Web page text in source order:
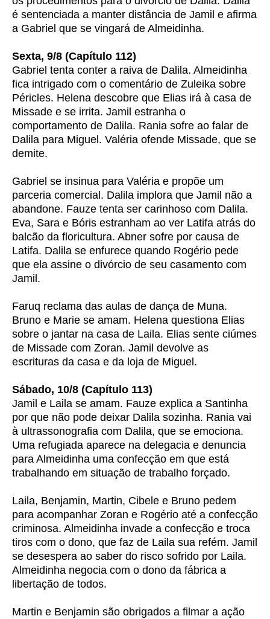
é sentenciada a manter distância de Jamil e afirma
a Gabriel que se vingará de Almeidinha.
Sexta, 9/8 (Capítulo 112)
Gabriel tenta conter a raiva de Dalila. Almeidinha
fica intrigado com o comentário de Zuleika sobre
Péricles. Helena descobre que Elias irá à casa de
Missade e se irrita. Jamil estranha o
comportamento de Dalila. Rania sofre ao falar de
Dalila para Miguel. Valéria ofende Missade, que se
demite.
Gabriel se insinua para Valéria e propõe um
parceria comercial. Dalila implora que Jamil não a
abandone. Fauze tenta ser carinhoso com Dalila.
Eva, Sara e Bóris estranham ao ver Latifa atrás do
balcão da floricultura. Abner sofre por causa de
Latifa. Dalila se enfurece quando Rogério pede
que ela assine o divórcio de seu casamento com
Jamil.
Faruq reclama das aulas de dança de Muna.
Bruno e Marie se amam. Helena questiona Elias
sobre o jantar na casa de Laila. Elias sente ciúmes
de Missade com Zoran. Jamil devolve as
escrituras da casa e da loja de Miguel.
Sábado, 10/8 (Capítulo 113)
Jamil e Laila se amam. Fauze explica a Santinha
por que não pode deixar Dalila sozinha. Rania vai
à ultrassonografia com Dalila, que se emociona.
Uma refugiada aparece na delegacia e denuncia
para Almeidinha uma confecção em que está
trabalhando em situação de trabalho forçado.
Laila, Benjamin, Martin, Cibele e Bruno pedem
para acompanhar Zoran e Rogério até a confecção
criminosa. Almeidinha invade a confecção e troca
tiros com o dono, que faz de Laila sua refém. Jamil
se desespera ao saber do risco sofrido por Laila.
Almeidinha negocia com o dono da fábrica a
libertação de todos.
Martin e Benjamin são obrigados a filmar a ação